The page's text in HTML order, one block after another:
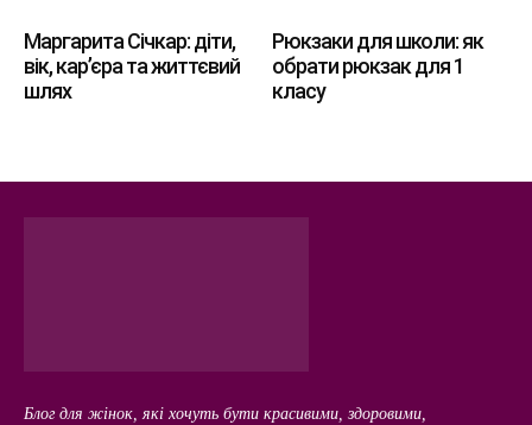
Маргарита Січкар: діти,
вік, кар’єра та життєвий
шлях
Рюкзаки для школи: як
обрати рюкзак для 1
класу
Блог для жінок, які хочуть бути красивими, здоровими,